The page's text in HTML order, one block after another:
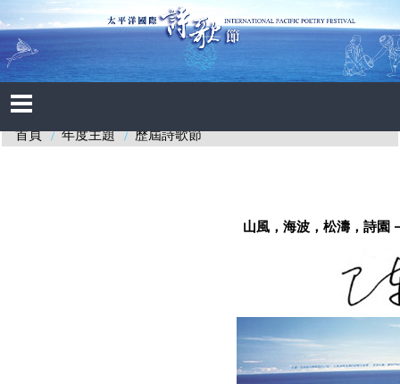
首頁 年度主題 歷屆詩歌節
山風，海波，松濤，詩